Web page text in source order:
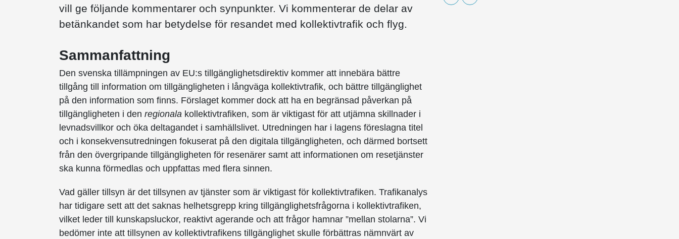
vill ge följande kommentarer och synpunkter. Vi kommenterar de delar av
betänkandet som har betydelse för resandet med kollektivtrafik och flyg.
Sammanfattning
Den svenska tillämpningen av EU:s tillgänglighetsdirektiv kommer att innebära bättre
tillgång till information om tillgängligheten i långväga kollektivtrafik, och bättre till­gänglighet
på den information som finns. Förslaget kommer dock att ha en begränsad påverkan på
tillgängligheten i den regionala kollektivtrafiken, som är viktigast för att utjämna skillnader i
levnadsvillkor och öka deltagandet i samhällslivet. Utredningen har i lagens föreslagna titel
och i konsekvensutredningen fokuserat på den digitala tillgängligheten, och därmed bortsett
från den övergripande tillgängligheten för resenärer samt att informationen om resetjänster
ska kunna förmedlas och uppfattas med flera sinnen.
Vad gäller tillsyn är det tillsynen av tjänster som är viktigast för kollektivtrafiken. Trafikanalys
har tidigare sett att det saknas helhetsgrepp kring tillgänglighetsfrågorna i kollektivtrafiken,
vilket leder till kunskapsluckor, reaktivt agerande och att frågor hamnar ”mellan stolarna”. Vi
bedömer inte att tillsynen av kollektivtrafikens tillgänglighet skulle förbättras nämnvärt av